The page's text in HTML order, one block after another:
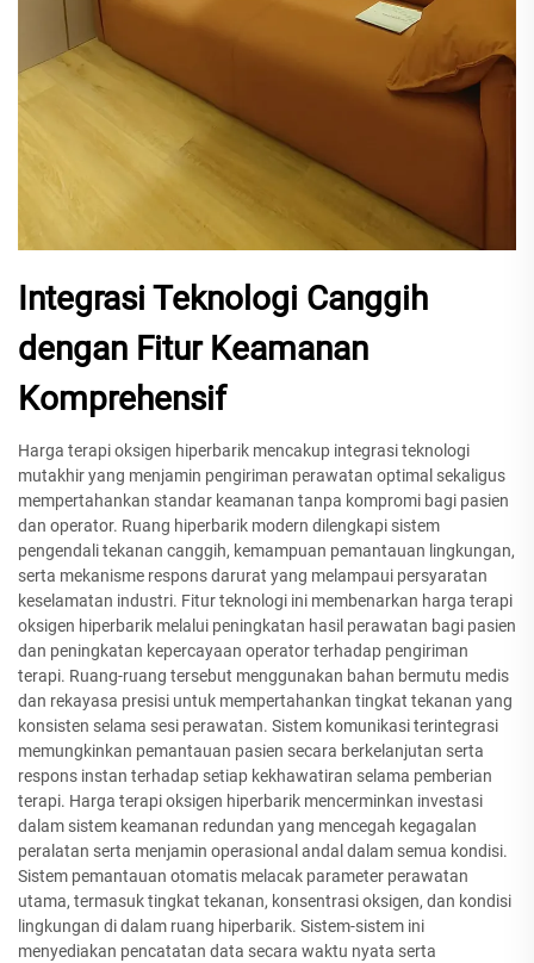
Integrasi Teknologi Canggih
dengan Fitur Keamanan
Komprehensif
Harga terapi oksigen hiperbarik mencakup integrasi teknologi
mutakhir yang menjamin pengiriman perawatan optimal sekaligus
mempertahankan standar keamanan tanpa kompromi bagi pasien
dan operator. Ruang hiperbarik modern dilengkapi sistem
pengendali tekanan canggih, kemampuan pemantauan lingkungan,
serta mekanisme respons darurat yang melampaui persyaratan
keselamatan industri. Fitur teknologi ini membenarkan harga terapi
oksigen hiperbarik melalui peningkatan hasil perawatan bagi pasien
dan peningkatan kepercayaan operator terhadap pengiriman
terapi. Ruang-ruang tersebut menggunakan bahan bermutu medis
dan rekayasa presisi untuk mempertahankan tingkat tekanan yang
konsisten selama sesi perawatan. Sistem komunikasi terintegrasi
memungkinkan pemantauan pasien secara berkelanjutan serta
respons instan terhadap setiap kekhawatiran selama pemberian
terapi. Harga terapi oksigen hiperbarik mencerminkan investasi
dalam sistem keamanan redundan yang mencegah kegagalan
peralatan serta menjamin operasional andal dalam semua kondisi.
Sistem pemantauan otomatis melacak parameter perawatan
utama, termasuk tingkat tekanan, konsentrasi oksigen, dan kondisi
lingkungan di dalam ruang hiperbarik. Sistem-sistem ini
menyediakan pencatatan data secara waktu nyata serta